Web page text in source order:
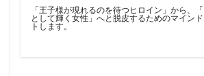
「王子様が現れるのを待つヒロイン」から、
として輝く女性」へと脱皮するためのマイン
トします。